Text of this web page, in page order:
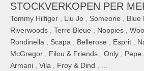
STOCKVERKOPEN PER
Tommy Hilfiger , Liu Jo , Someone , Blue
Riverwoods , Terre Bleue , Noppies ,
Rondinella , Scapa , Bellerose , Esprit ,
McGregor , Filou & Friends , Only , Pepe
Armani , Vila , Froy & Dind , ...